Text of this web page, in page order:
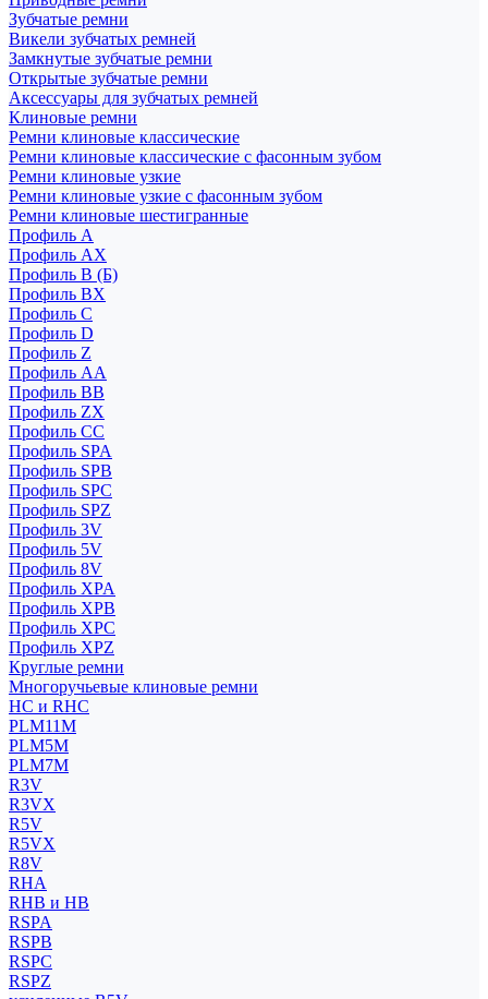
Зубчатые ремни
Викели зубчатых ремней
Замкнутые зубчатые ремни
Открытые зубчатые ремни
Аксессуары для зубчатых ремней
Клиновые ремни
Ремни клиновые классические
Ремни клиновые классические с фасонным зубом
Ремни клиновые узкие
Ремни клиновые узкие с фасонным зубом
Ремни клиновые шестигранные
Профиль A
Профиль AX
Профиль B (Б)
Профиль BX
Профиль C
Профиль D
Профиль Z
Профиль АА
Профиль BB
Профиль ZX
Профиль CC
Профиль SPA
Профиль SPB
Профиль SPC
Профиль SPZ
Профиль 3V
Профиль 5V
Профиль 8V
Профиль XPA
Профиль XPB
Профиль XPC
Профиль XPZ
Круглые ремни
Многоручьевые клиновые ремни
HC и RHC
PLM11M
PLM5M
PLM7M
R3V
R3VX
R5V
R5VX
R8V
RHA
RHB и HB
RSPA
RSPB
RSPC
RSPZ